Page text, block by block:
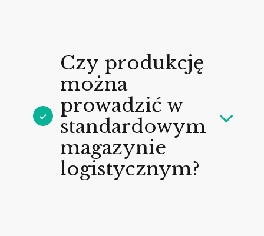
Czy produkcję
można
prowadzić w
standardowym
magazynie
logistycznym?